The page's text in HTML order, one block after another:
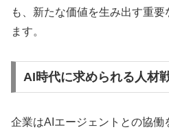
も、新たな価値を生み出す重
ます。
AI時代に求められる人材
企業はAIエージェントとの協